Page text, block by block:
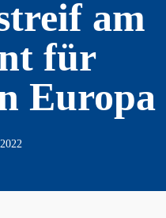
am
für
Europa